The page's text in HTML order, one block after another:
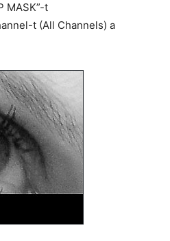
MASK”-t
t (All Channels) a